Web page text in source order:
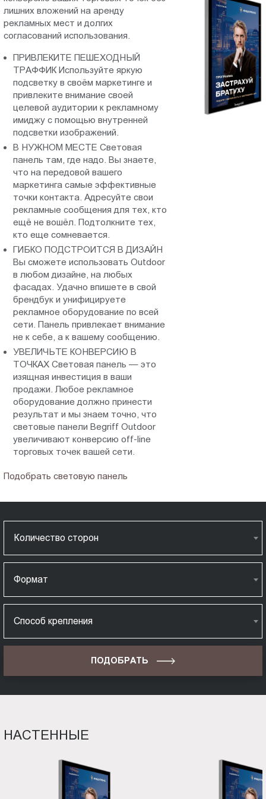
лишних вложений на аренду
рекламных мест и долгих
согласований использования.
ПРИВЛЕКИТЕ ПЕШЕХОДНЫЙ
ТРАФФИК Используйте яркую
подсветку в своём маркетинге и
привлеките внимание своей
целевой аудитории к рекламному
имиджу с помощью внутренней
подсветки изображений.
В НУЖНОМ МЕСТЕ Световая
панель там, где надо. Вы знаете,
что на передовой вашего
маркетинга самые эффективные
точки контакта. Адресуйте свои
рекламные сообщения для тех, кто
ещё не вошёл. Подтолкните тех,
кто еще сомневается.
ГИБКО ПОДСТРОИТСЯ В ДИЗАЙН
Вы сможете использовать Outdoor
в любом дизайне, на любых
фасадах. Удачно впишете в свой
брендбук и унифицируете
рекламное оборудование по всей
сети. Панель привлекает внимание
не к себе, а к вашему сообщению.
УВЕЛИЧЬТЕ КОНВЕРСИЮ В
ТОЧКАХ Световая панель — это
изящная инвестиция в ваши
продажи. Любое рекламное
оборудование должно принести
результат и мы знаем точно, что
световые панели Begriff Outdoor
увеличивают конверсию off-line
торговых точек вашей сети.
Подобрать световую панель
Количество сторон
Формат
Способ крепления
ПОДОБРАТЬ
НАСТЕННЫЕ
Пт.:
9.00-
18.00
Сб.,
Вс.:
выходной